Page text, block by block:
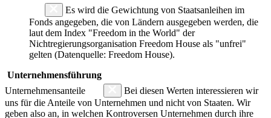
Es wird die Gewichtung von Staatsanleihen im
Fonds angegeben, die von Ländern ausgegeben werden, die
laut dem Index "Freedom in the World" der
Nichtregierungsorganisation Freedom House als "unfrei"
gelten (Datenquelle: Freedom House).
Unternehmensführung
Unternehmensanteile
Bei diesen Werten interessieren wir
uns für die Anteile von Unternehmen und nicht von Staaten. Wir
geben also an, in welchen Kontroversen Unternehmen durch ihre